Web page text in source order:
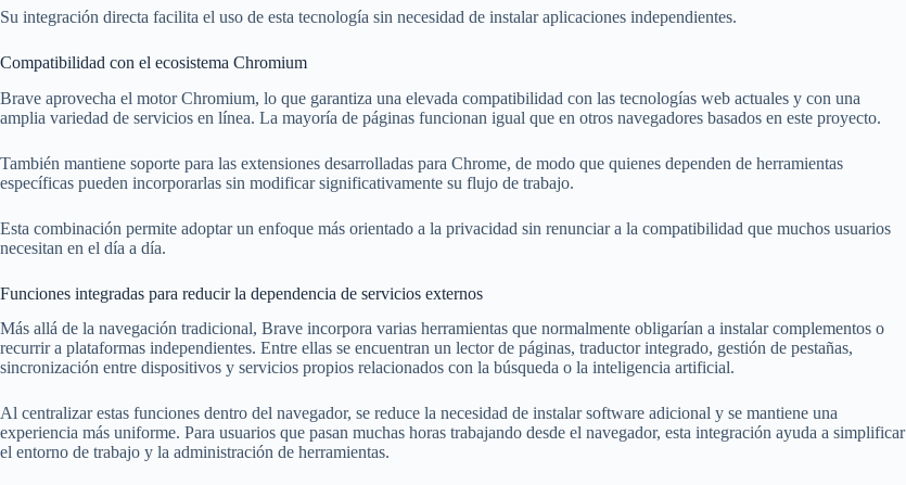
Su integración directa facilita el uso de esta tecnología sin necesidad de instalar aplicaciones independientes.
Compatibilidad con el ecosistema Chromium
Brave aprovecha el motor Chromium, lo que garantiza una elevada compatibilidad con las tecnologías web actuales y con una
amplia variedad de servicios en línea. La mayoría de páginas funcionan igual que en otros navegadores basados en este proyecto.
También mantiene soporte para las extensiones desarrolladas para Chrome, de modo que quienes dependen de herramientas
específicas pueden incorporarlas sin modificar significativamente su flujo de trabajo.
Esta combinación permite adoptar un enfoque más orientado a la privacidad sin renunciar a la compatibilidad que muchos usuarios
necesitan en el día a día.
Funciones integradas para reducir la dependencia de servicios externos
Más allá de la navegación tradicional, Brave incorpora varias herramientas que normalmente obligarían a instalar complementos o
recurrir a plataformas independientes. Entre ellas se encuentran un lector de páginas, traductor integrado, gestión de pestañas,
sincronización entre dispositivos y servicios propios relacionados con la búsqueda o la inteligencia artificial.
Al centralizar estas funciones dentro del navegador, se reduce la necesidad de instalar software adicional y se mantiene una
experiencia más uniforme. Para usuarios que pasan muchas horas trabajando desde el navegador, esta integración ayuda a simplificar
el entorno de trabajo y la administración de herramientas.